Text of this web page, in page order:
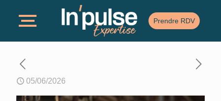
Prendre RDV
05/06/2026